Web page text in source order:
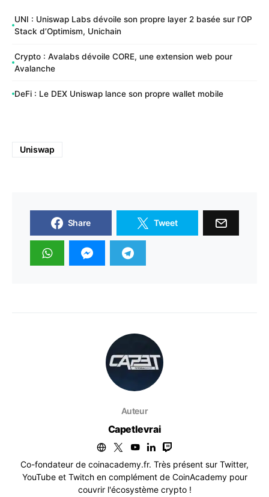
UNI : Uniswap Labs dévoile son propre layer 2 basée sur l’OP
Stack d’Optimism, Unichain
Crypto : Avalabs dévoile CORE, une extension web pour
Avalanche
DeFi : Le DEX Uniswap lance son propre wallet mobile
Uniswap
Share Tweet
Auteur
Capetlevrai
Co-fondateur de coinacademy.fr. Très présent sur Twitter,
YouTube et Twitch en complément de CoinAcademy pour
couvrir l'écosystème crypto !